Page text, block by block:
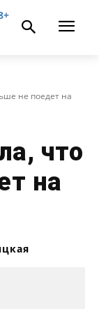
не поедет на
что
на